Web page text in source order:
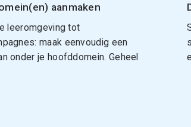
aanmaken
leeromgeving tot
maak eenvoudig een
onder je hoofddomein. Geheel